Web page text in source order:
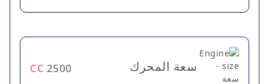
سعة المحرك 2500
CC